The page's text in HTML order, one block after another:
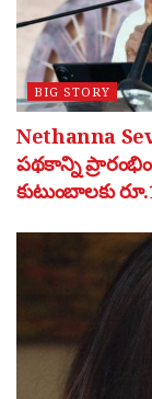
BIG STORY
Nethanna
పథకాన్ని
కుటుంబాలకు